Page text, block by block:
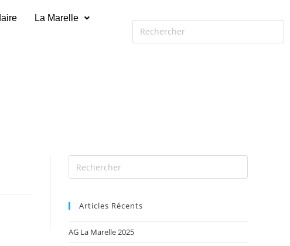
La Marelle
Articles Récents
AG La Marelle 2025